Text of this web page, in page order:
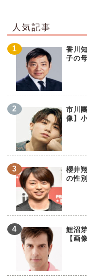
人気記事
香川
子の
市川
像】
櫻井
の性
鯉沼
【画